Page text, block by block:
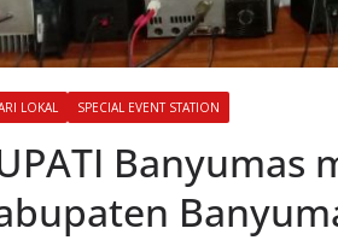
LOKAL SPECIAL EVENT STATION
Banyumas